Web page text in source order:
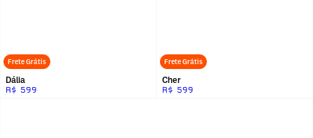
Frete Grátis
Dália
R$ 599
Frete Grátis
Cher
R$ 599